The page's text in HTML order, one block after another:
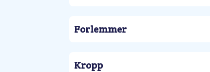
Forlemmer
Kropp